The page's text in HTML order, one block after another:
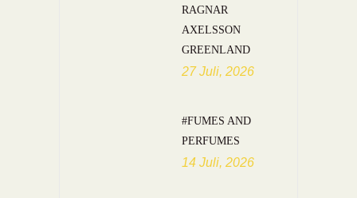
RAGNAR
AXELSSON
GREENLAND
27 Juli, 2026
#FUMES AND
PERFUMES
14 Juli, 2026